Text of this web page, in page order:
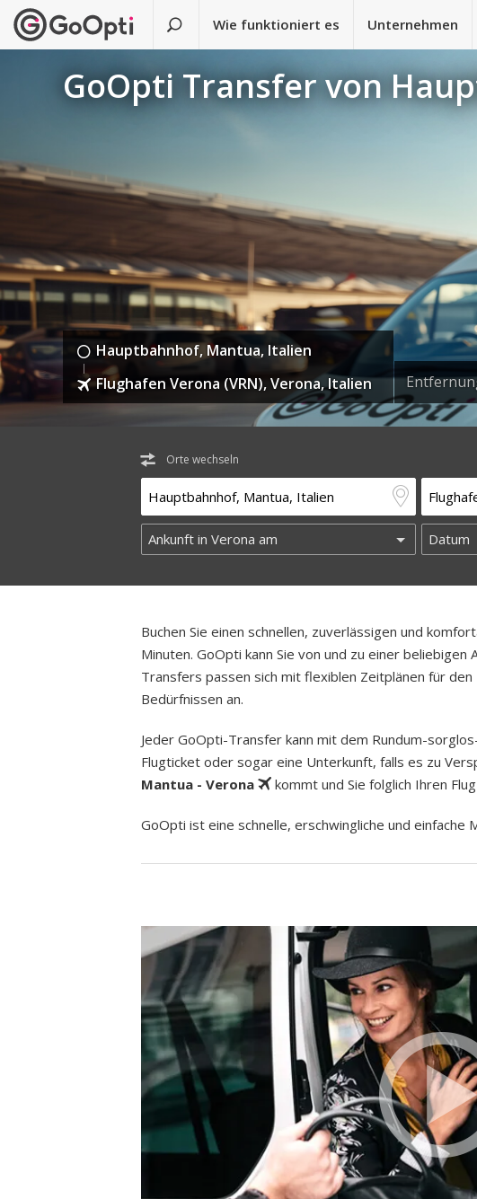
Wie funktioniert es Unternehmen
GoOpti Transfer von
Hauptbahnhof, Mantua, Italien
Flughafen Verona (VRN), Verona, Italien
Orte wechseln
Buchen Sie einen schnellen, zuverlässigen und
Minuten. GoOpti kann Sie von und zu einer
Transfers passen sich mit flexiblen Zeitplänen für
Bedürfnissen an.
Jeder GoOpti-Transfer kann mit dem Rund­um-
Flugticket oder sogar eine Unterkunft, falls es zu
Mantua - Verona
kommt und Sie folglich Ihren
GoOpti ist eine schnelle, erschwingliche und einfache